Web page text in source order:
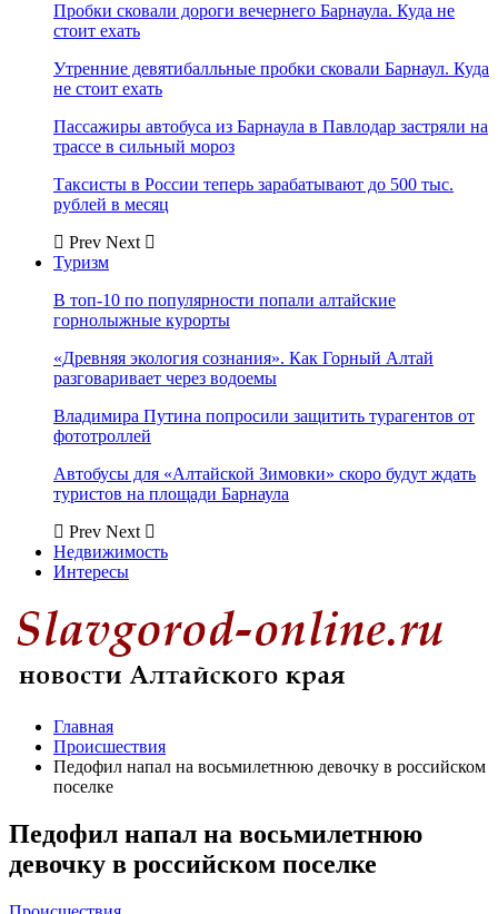
Пробки сковали дороги вечернего Барнаула. Куда не
стоит ехать
Утренние девятибалльные пробки сковали Барнаул. Куда
не стоит ехать
Пассажиры автобуса из Барнаула в Павлодар застряли на
трассе в сильный мороз
Таксисты в России теперь зарабатывают до 500 тыс.
рублей в месяц
Prev Next
Туризм
В топ-10 по популярности попали алтайские
горнолыжные курорты
«Древняя экология сознания». Как Горный Алтай
разговаривает через водоемы
Владимира Путина попросили защитить турагентов от
фототроллей
Автобусы для «Алтайской Зимовки» скоро будут ждать
туристов на площади Барнаула
Prev Next
Недвижимость
Интересы
Главная
Происшествия
Педофил напал на восьмилетнюю девочку в российском
поселке
Педофил напал на восьмилетнюю
девочку в российском поселке